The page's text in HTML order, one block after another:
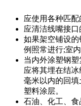
应使用各种匹配
应清洁线嘴接口
如果架空铺设
例照常进行;室
当内外涂塑钢塑
应将其埋在结
毫米以内的回
塑料涂层。
石油、化工、